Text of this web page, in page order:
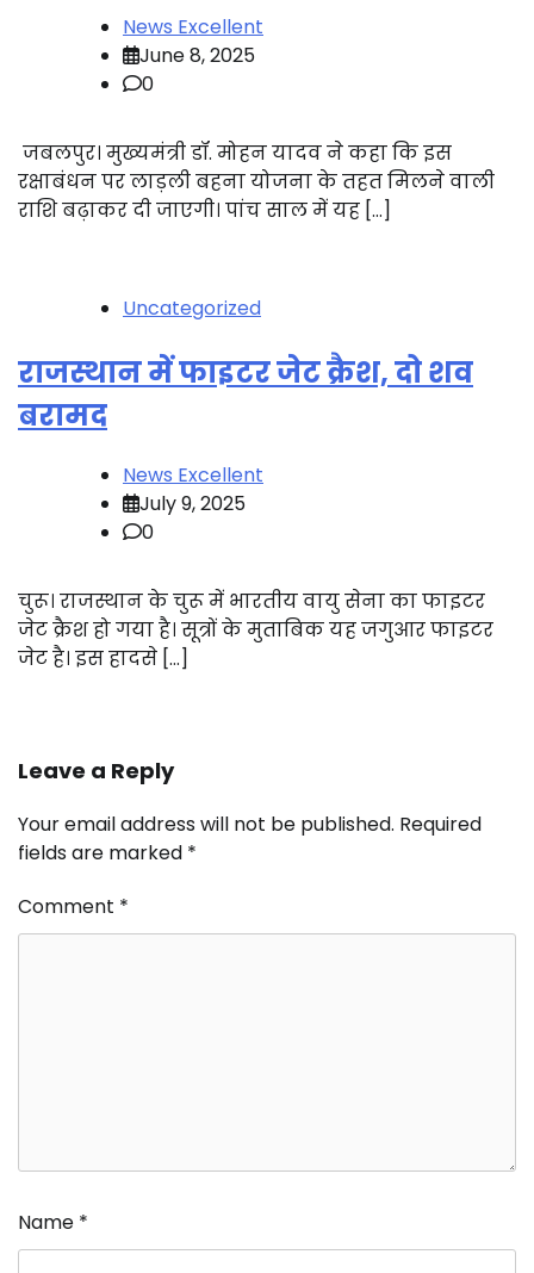
News Excellent
June 8, 2025
0
जबलपुर। मुख्यमंत्री डॉ. मोहन यादव ने कहा कि इस
रक्षाबंधन पर लाड़ली बहना योजना के तहत मिलने वाली
राशि बढ़ाकर दी जाएगी। पांच साल में यह […]
Uncategorized
राजस्थान में फाइटर जेट क्रैश, दो शव
बरामद
News Excellent
July 9, 2025
0
चुरू। राजस्थान के चुरू में भारतीय वायु सेना का फाइटर
जेट क्रैश हो गया है। सूत्रों के मुताबिक यह जगुआर फाइटर
जेट है। इस हादसे […]
Leave a Reply
Your email address will not be published. Required
fields are marked *
Comment *
Name *